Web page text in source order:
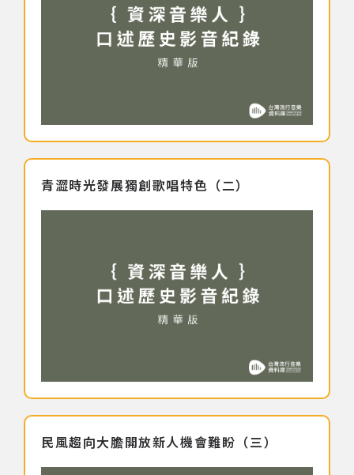
青澀時光發展獨創歌唱特色（二）
民風趨向大膽開放新人機會難盼（三）